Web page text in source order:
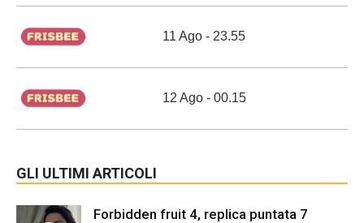
11 Ago - 23.55
12 Ago - 00.15
GLI ULTIMI ARTICOLI
Forbidden fruit 4, replica puntata 7